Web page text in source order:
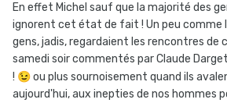
En effet Michel sauf que la majorité des
ignorent cet état de fait ! Un peu comme
gens, jadis, regardaient les rencontres de
samedi soir commentés par Claude
! 😉ou plus sournoisement quand ils
aujourd'hui, aux inepties de nos hommes